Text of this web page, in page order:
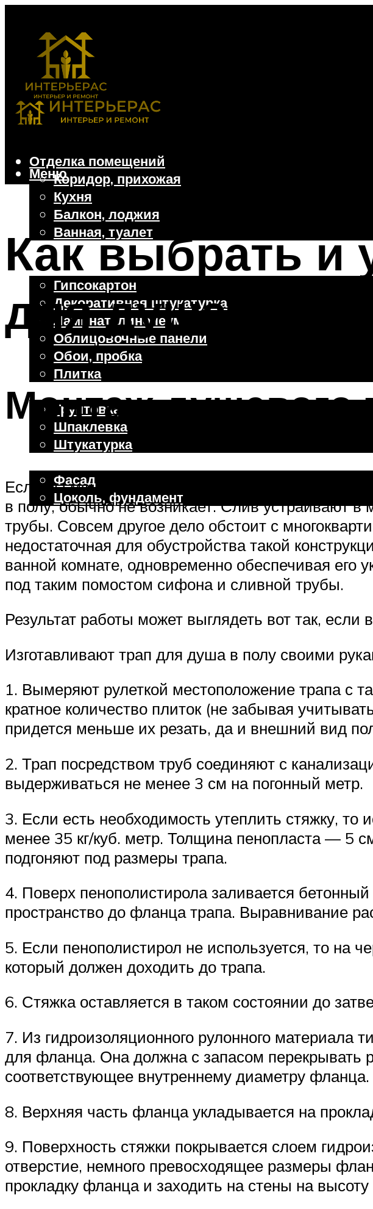
Отделка помещений
Коридор, прихожая
Кухня
Балкон, лоджия
Ванная, туалет
Дачные и частные дома
Отделочные материалы
Гипсокартон
Декоративная штукатурка
Ламинат, линолеум
Облицовочные панели
Обои, пробка
Плитка
Отделочные работы
Грунтовка
Шпаклевка
Штукатурка
Фасад
Цоколь, фундамент
Меню
Меню
Как выбрать и
для душа в
Монтаж душевого
Если вы монтируете трап на этапе
в полу, обычно не возникает. Слив устраивают
трубы. Совсем другое дело обстоит с
недостаточная для обустройства такой
ванной комнате, одновременно обеспечивая
под таким помостом сифона и сливной трубы.
Результат работы может выглядеть вот так, если
Изготавливают трап для душа в полу своими
1. Вымеряют рулеткой местоположение трапа с
кратное количество плиток (не забывая
придется меньше их резать, да и внешний вид
2. Трап посредством труб соединяют с
выдерживаться не менее 3 см на погонный метр.
3. Если есть необходимость утеплить стяжку,
менее 35 кг/куб. метр. Толщина пенопласта — 5
подгоняют под размеры трапа.
4. Поверх пенополистирола заливается
пространство до фланца трапа. Выравнивание
5. Если пенополистирол не используется, то на
который должен доходить до трапа.
6. Стяжка оставляется в таком состоянии до
7. Из гидроизоляционного рулонного материала
для фланца. Она должна с запасом перекрывать
соответствующее внутреннему диаметру фланца.
8. Верхняя часть фланца укладывается на
9. Поверхность стяжки покрывается слоем
отверстие, немного превосходящее размеры
прокладку фланца и заходить на стены на